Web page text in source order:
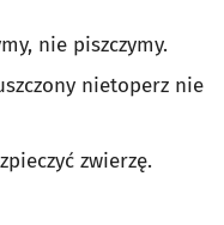
nie piszczymy.
nietoperz nie
zwierzę.